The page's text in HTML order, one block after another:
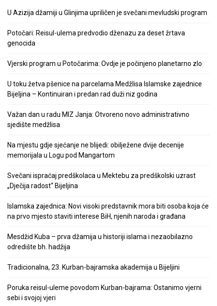
U Azizija džamiji u Glinjima upriličen je svečani mevludski program
Potočari: Reisul-ulema predvodio dženazu za deset žrtava
genocida
Vjerski program u Potočarima: Ovdje je počinjeno planetarno zlo
U toku žetva pšenice na parcelama Medžlisa Islamske zajednice
Bijeljina – Kontinuiran i predan rad duži niz godina
Važan dan u radu MIZ Janja: Otvoreno novo administrativno
sjedište medžlisa
Na mjestu gdje sjećanje ne blijedi: obilježene dvije decenije
memorijala u Logu pod Mangartom
Svečani ispraćaj predškolaca u Mektebu za predškolski uzrast
„Dječija radost“ Bijeljina
Islamska zajednica: Novi visoki predstavnik mora biti osoba koja će
na prvo mjesto staviti interese BiH, njenih naroda i građana
Mesdžid Kuba – prva džamija u historiji islama i nezaobilazno
odredište bh. hadžija
Tradicionalna, 23. Kurban-bajramska akademija u Bijeljini
Poruka reisul-uleme povodom Kurban-bajrama: Ostanimo vjerni
sebi i svojoj vjeri